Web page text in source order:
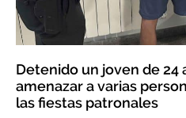
Detenido un joven de 24
amenazar a varias
las fiestas patronales